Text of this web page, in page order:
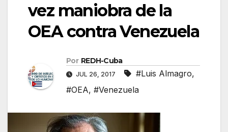
vez maniobra de la
OEA contra Venezuela
Por REDH-Cuba
JUL 26, 2017 #Luis Almagro,
#OEA, #Venezuela